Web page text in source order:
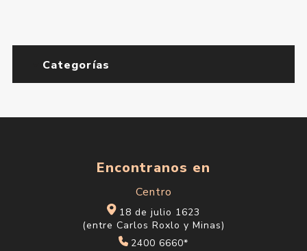
Categorías
Encontranos en
Centro
18 de julio 1623
(entre Carlos Roxlo y Minas)
2400 6660*